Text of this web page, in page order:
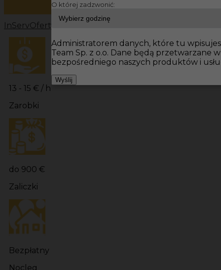
InServOferty pracy Pracownicy fizyczni Niemcy
13 - 15 € / h
Zarobki
do 900 €
Zaliczki
Bezpłatny
Nocleg
O której zadzwonić:
Administratorem danych, które tu
Team Sp. z o.o. Dane będą przetwarzane
bezpośredniego naszych produktów i
Wyślij